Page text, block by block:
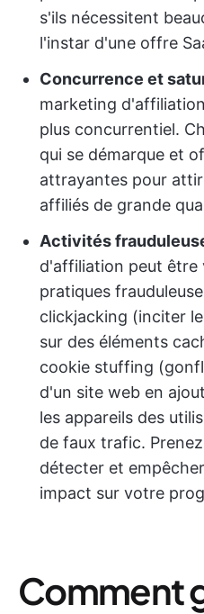
s'ils nécessitent
l'instar d'une offre
Concurrence et
marketing
plus concurrentiel.
qui se démarque et
attrayantes pour
affiliés de grande
Activités
d'affiliation peut être
pratiques
clickjacking (inciter
sur des éléments
cookie stuffing
d'un site web en
les appareils des
de faux trafic.
détecter et
impact sur votre
Comment